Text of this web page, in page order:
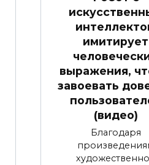
имитирует
выражения,
завоевать
(видео)
Благодаря